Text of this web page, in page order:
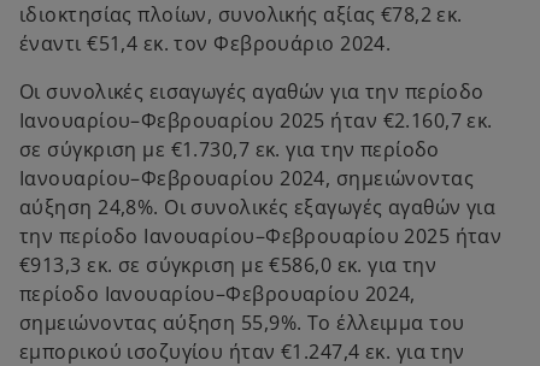
ιδιοκτησίας πλοίων, συνολικής αξίας €78,2 εκ.
έναντι €51,4 εκ. τον Φεβρουάριο 2024.
Οι συνολικές εισαγωγές αγαθών για την περίοδο
Ιανουαρίου–Φεβρουαρίου 2025 ήταν €2.160,7 εκ.
σε σύγκριση με €1.730,7 εκ. για την περίοδο
Ιανουαρίου–Φεβρουαρίου 2024, σημειώνοντας
αύξηση 24,8%. Οι συνολικές εξαγωγές αγαθών για
την περίοδο Ιανουαρίου–Φεβρουαρίου 2025 ήταν
€913,3 εκ. σε σύγκριση με €586,0 εκ. για την
περίοδο Ιανουαρίου–Φεβρουαρίου 2024,
σημειώνοντας αύξηση 55,9%. Το έλλειμμα του
εμπορικού ισοζυγίου ήταν €1.247,4 εκ. για την